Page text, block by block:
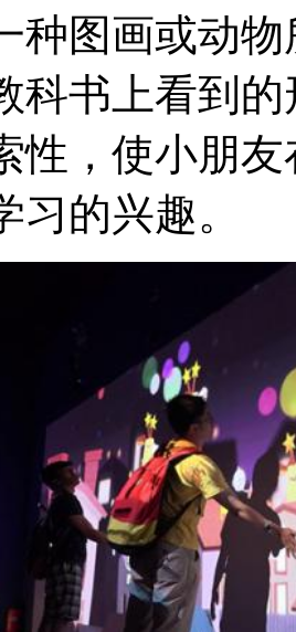
种图画或动
科书上看到
性，使小朋
习的兴趣。